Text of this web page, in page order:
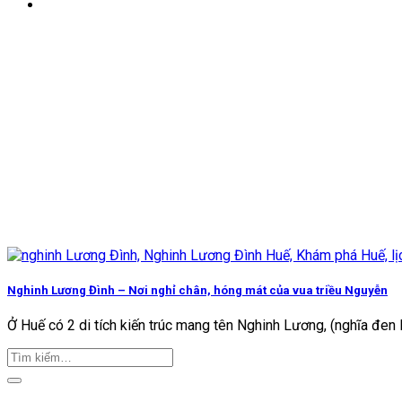
Nghinh Lương Đình – Nơi nghỉ chân, hóng mát của vua triều Nguyễn
Ở Huế có 2 di tích kiến trúc mang tên Nghinh Lương, (nghĩa đen